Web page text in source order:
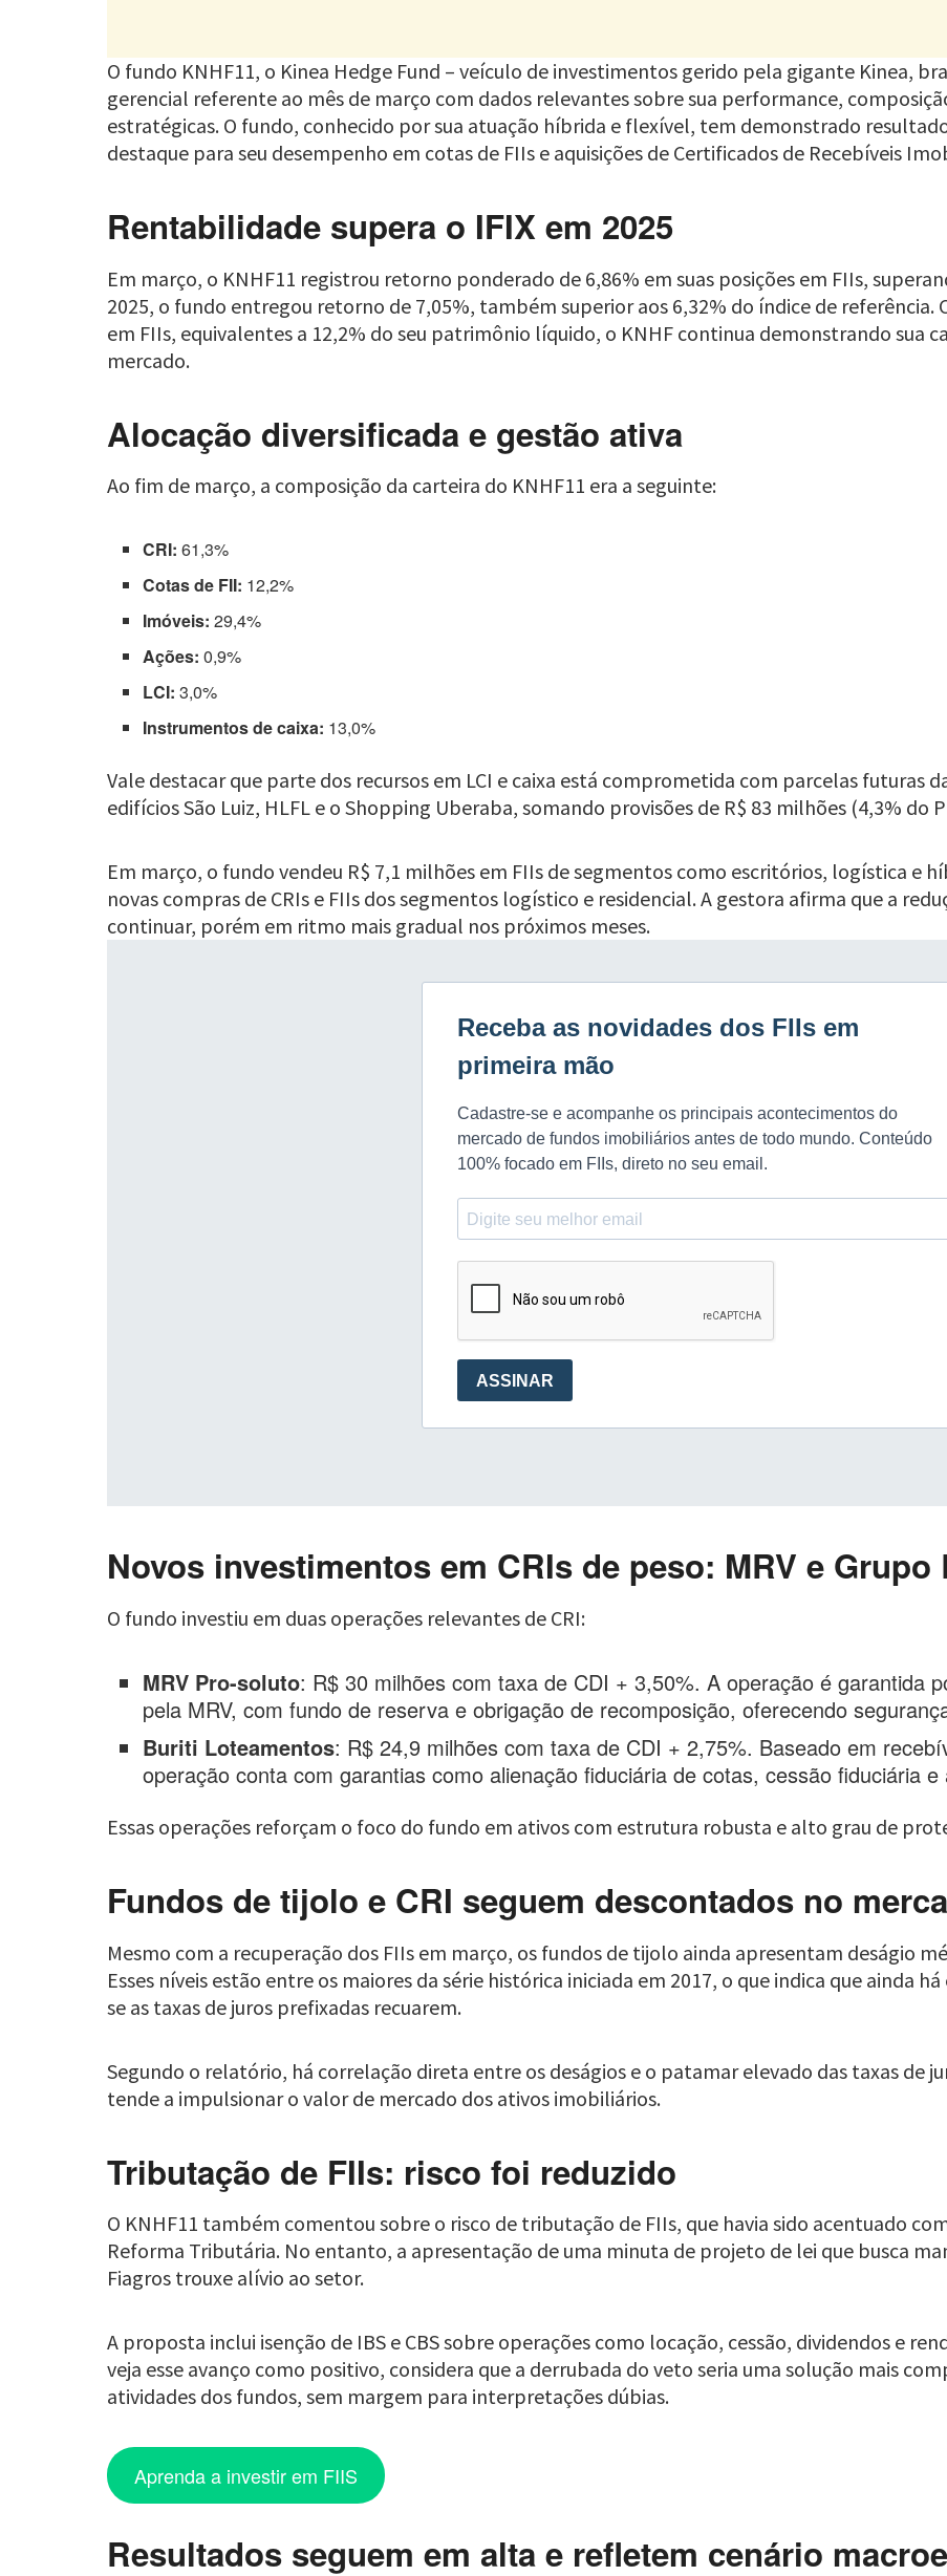
O fundo KNHF11, o Kinea Hedge Fund – veículo de investimentos gerido pela gigante Kinea,
gerencial referente ao mês de março com dados relevantes sobre sua performance,
estratégicas. O fundo, conhecido por sua atuação híbrida e flexível, tem demonstrado
destaque para seu desempenho em cotas de FIIs e aquisições de Certificados de Recebíveis
Rentabilidade supera o IFIX em 2025
Em março, o KNHF11 registrou retorno ponderado de 6,86% em suas posições em FIIs,
2025, o fundo entregou retorno de 7,05%, também superior aos 6,32% do índice de referência.
em FIIs, equivalentes a 12,2% do seu patrimônio líquido, o KNHF continua demonstrando sua
mercado.
Alocação diversificada e gestão ativa
Ao fim de março, a composição da carteira do KNHF11 era a seguinte:
CRI: 61,3%
Cotas de FII: 12,2%
Imóveis: 29,4%
Ações: 0,9%
LCI: 3,0%
Instrumentos de caixa: 13,0%
Vale destacar que parte dos recursos em LCI e caixa está comprometida com parcelas futuras
edifícios São Luiz, HLFL e o Shopping Uberaba, somando provisões de R$ 83 milhões (4,3% do
Em março, o fundo vendeu R$ 7,1 milhões em FIIs de segmentos como escritórios, logística e
novas compras de CRIs e FIIs dos segmentos logístico e residencial. A gestora afirma que a
continuar, porém em ritmo mais gradual nos próximos meses.
Novos investimentos em CRIs de peso: MRV e Grupo
O fundo investiu em duas operações relevantes de CRI:
MRV Pro-soluto: R$ 30 milhões com taxa de CDI + 3,50%. A operação é garantida
pela MRV, com fundo de reserva e obrigação de recomposição, oferecendo
Buriti Loteamentos: R$ 24,9 milhões com taxa de CDI + 2,75%. Baseado em
operação conta com garantias como alienação fiduciária de cotas, cessão fiduciária e
Essas operações reforçam o foco do fundo em ativos com estrutura robusta e alto grau de
Fundos de tijolo e CRI seguem descontados no
Mesmo com a recuperação dos FIIs em março, os fundos de tijolo ainda apresentam deságio
Esses níveis estão entre os maiores da série histórica iniciada em 2017, o que indica que ainda
se as taxas de juros prefixadas recuarem.
Segundo o relatório, há correlação direta entre os deságios e o patamar elevado das taxas de
tende a impulsionar o valor de mercado dos ativos imobiliários.
Tributação de FIIs: risco foi reduzido
O KNHF11 também comentou sobre o risco de tributação de FIIs, que havia sido acentuado
Reforma Tributária. No entanto, a apresentação de uma minuta de projeto de lei que busca
Fiagros trouxe alívio ao setor.
A proposta inclui isenção de IBS e CBS sobre operações como locação, cessão, dividendos e
veja esse avanço como positivo, considera que a derrubada do veto seria uma solução mais
atividades dos fundos, sem margem para interpretações dúbias.
Aprenda a investir em FIIS
Resultados seguem em alta e refletem cenário